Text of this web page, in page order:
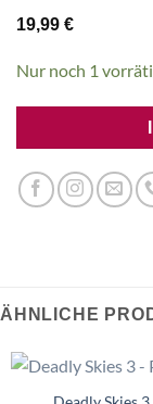
19,99 €
Nur noch 1
ÄHNLICHE